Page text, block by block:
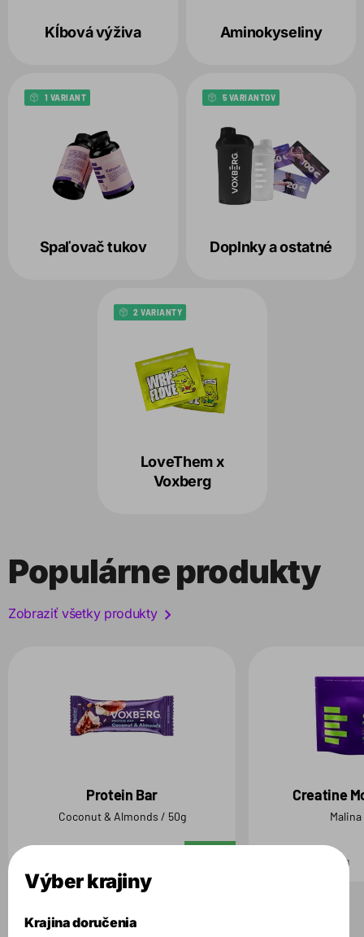
Kĺbová výživa Aminokyseliny
Spaľovač tukov
1 VARIANT
Doplnky a ostatné
5 VARIANTOV
LoveThem x
Voxberg
2 VARIANTY
Populárne produkty
Zobraziť všetky produkty
Protein Bar
Coconut & Almonds / 50g
Creatine
500 g
Výber krajiny
Krajina doručenia